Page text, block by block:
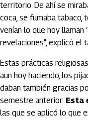
territorio. De ahí se
coca, se fumaba tabaco,
venían lo que hoy llaman
revelaciones”, explicó el
Estas prácticas
aun hoy haciendo, los
daban también gracias
semestre anterior. Esta
las que se aplicó lo que